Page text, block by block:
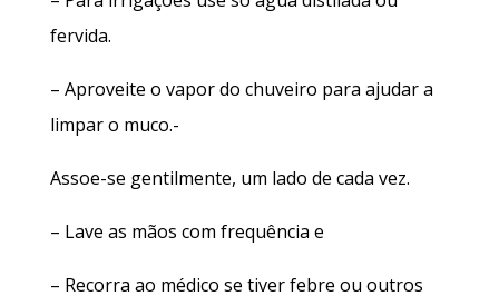
fervida.
– Aproveite o vapor do chuveiro para ajudar a
limpar o muco.-
Assoe-se gentilmente, um lado de cada vez.
– Lave as mãos com frequência e
– Recorra ao médico se tiver febre ou outros